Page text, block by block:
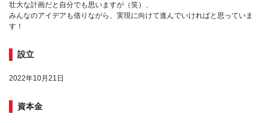
壮大な計画だと自分でも思いますが（笑）、
みんなのアイデアも借りながら、実現に向けて進んでいければと思っていま
す！
設立
2022年10月21日
資本金